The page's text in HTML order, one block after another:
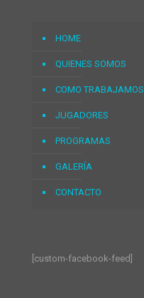
HOME
QUIENES SOMOS
COMO TRABAJAMOS
JUGADORES
PROGRAMAS
GALERÍA
CONTACTO
[custom-facebook-feed]